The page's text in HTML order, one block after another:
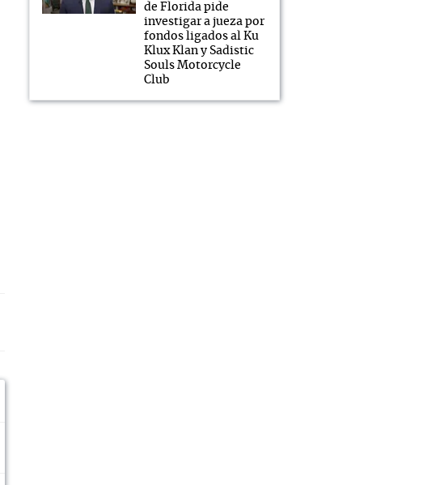
de Florida pide
investigar a jueza por
fondos ligados al Ku
Klux Klan y Sadistic
Souls Motorcycle
Club